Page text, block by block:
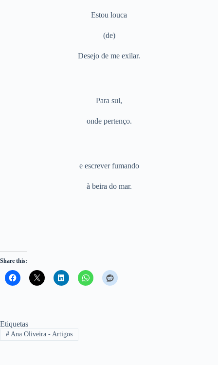
Estou louca
(de)
Desejo de me exilar.
Para sul,
onde pertenço.
e escrever fumando
à beira do mar.
Share this:
Etiquetas
#Ana Oliveira - Artigos